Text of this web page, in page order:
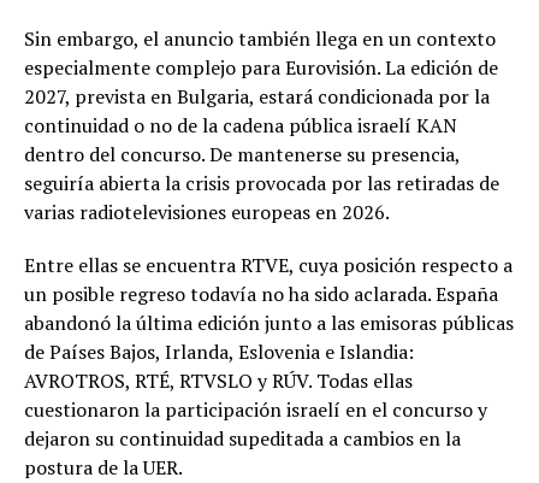
Sin embargo, el anuncio también llega en un contexto
especialmente complejo para Eurovisión. La edición de
2027, prevista en Bulgaria, estará condicionada por la
continuidad o no de la cadena pública israelí KAN
dentro del concurso. De mantenerse su presencia,
seguiría abierta la crisis provocada por las retiradas de
varias radiotelevisiones europeas en 2026.
Entre ellas se encuentra RTVE, cuya posición respecto a
un posible regreso todavía no ha sido aclarada. España
abandonó la última edición junto a las emisoras públicas
de Países Bajos, Irlanda, Eslovenia e Islandia:
AVROTROS, RTÉ, RTVSLO y RÚV. Todas ellas
cuestionaron la participación israelí en el concurso y
dejaron su continuidad supeditada a cambios en la
postura de la UER.